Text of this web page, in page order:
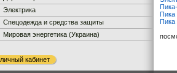
Электрика
Cпецодежда и средства защиты
Мировая энергетика (Украина)
личный кабинет
Пика
Пика